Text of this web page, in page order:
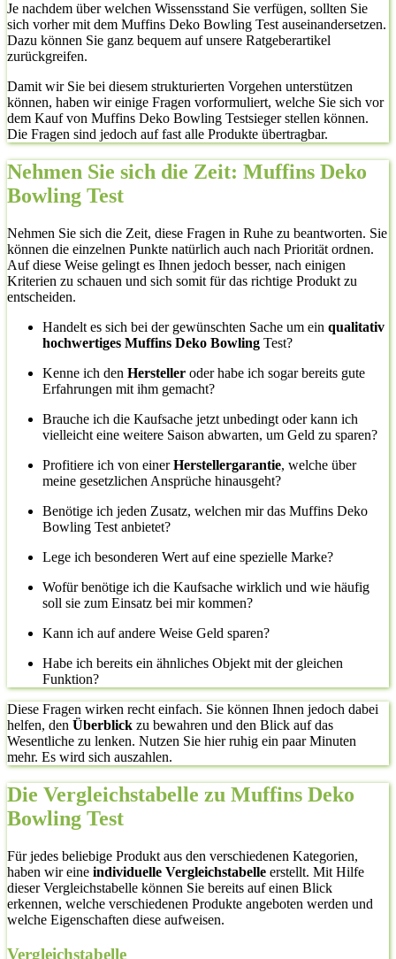
Je nachdem über welchen Wissensstand Sie verfügen, sollten Sie
sich vorher mit dem Muffins Deko Bowling Test auseinandersetzen.
Dazu können Sie ganz bequem auf unsere Ratgeberartikel
zurückgreifen.
Damit wir Sie bei diesem strukturierten Vorgehen unterstützen
können, haben wir einige Fragen vorformuliert, welche Sie sich vor
dem Kauf von Muffins Deko Bowling Testsieger stellen können.
Die Fragen sind jedoch auf fast alle Produkte übertragbar.
Nehmen Sie sich die Zeit: Muffins Deko
Bowling Test
Nehmen Sie sich die Zeit, diese Fragen in Ruhe zu beantworten. Sie
können die einzelnen Punkte natürlich auch nach Priorität ordnen.
Auf diese Weise gelingt es Ihnen jedoch besser, nach einigen
Kriterien zu schauen und sich somit für das richtige Produkt zu
entscheiden.
Handelt es sich bei der gewünschten Sache um ein qualitativ
hochwertiges Muffins Deko Bowling Test?
Kenne ich den Hersteller oder habe ich sogar bereits gute
Erfahrungen mit ihm gemacht?
Brauche ich die Kaufsache jetzt unbedingt oder kann ich
vielleicht eine weitere Saison abwarten, um Geld zu sparen?
Profitiere ich von einerHerstellergarantie, welche über
meine gesetzlichen Ansprüche hinausgeht?
Benötige ich jeden Zusatz, welchen mir das Muffins Deko
Bowling Test anbietet?
Lege ich besonderen Wert auf eine spezielle Marke?
Wofür benötige ich die Kaufsache wirklich und wie häufig
soll sie zum Einsatz bei mir kommen?
Kann ich auf andere Weise Geld sparen?
Habe ich bereits ein ähnliches Objekt mit der gleichen
Funktion?
Diese Fragen wirken recht einfach. Sie können Ihnen jedoch dabei
helfen, den Überblick zu bewahren und den Blick auf das
Wesentliche zu lenken. Nutzen Sie hier ruhig ein paar Minuten
mehr. Es wird sich auszahlen.
Die Vergleichstabelle zu Muffins Deko
Bowling Test
Für jedes beliebige Produkt aus den verschiedenen Kategorien,
haben wir eine individuelle Vergleichstabelle erstellt. Mit Hilfe
dieser Vergleichstabelle können Sie bereits auf einen Blick
erkennen, welche verschiedenen Produkte angeboten werden und
welche Eigenschaften diese aufweisen.
Vergleichstabelle